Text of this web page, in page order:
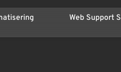
Web Support